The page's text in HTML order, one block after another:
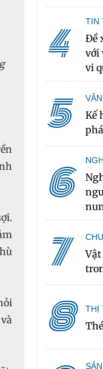
4 TIN
Đề
với
vi
5
Kế
6
7
8 THỊ